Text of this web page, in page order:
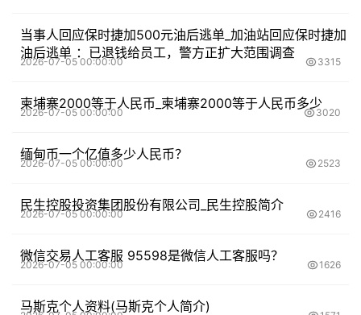
当事人回应保时捷加500元油后逃单_加油站回应保时捷加
油后逃单 ：已退钱给员工，警方正扩大范围调查
2026-07-05 00:00:00 3315
柬埔寨2000等于人民币_柬埔寨2000等于人民币多少
2026-07-05 00:00:00 3020
缅甸币一个亿值多少人民币？
2026-07-05 00:00:00 2523
民生控股投资集团股份有限公司_民生控股简介
2026-07-05 00:00:00 2416
微信交易人工客服 95598是微信人工客服吗？
2026-07-05 00:00:00 1626
马斯克个人资料(马斯克个人简介)